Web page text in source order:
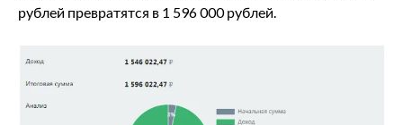
рублей превратятся в 1 596 000 рублей.